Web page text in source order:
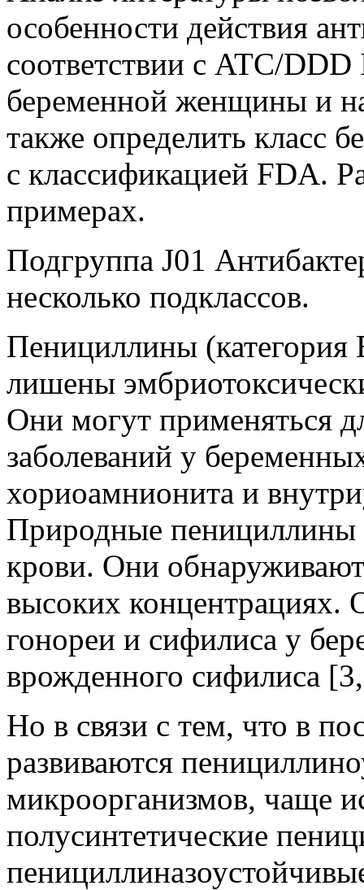
особенности действия
соответствии с ATC/
беременной женщины и
также определить класс
с классификацией FDA.
примерах.
Подгруппа J01
несколько подклассов.
Пенициллины
лишены
Они могут применяться
заболеваний у
хориоамнионита и
Природные пенициллины
крови. Они
высоких концентрациях.
гонореи и сифилиса у
врожденного сифилиса
Но в связи с тем, что в
развиваются
микроорганизмов, чаще
полусинтетические